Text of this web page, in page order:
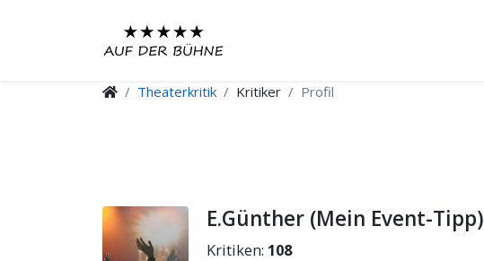
Theaterkritik Kritiker Profil
E.Günther (Mein Event-Tipp)
Kritiken: 108